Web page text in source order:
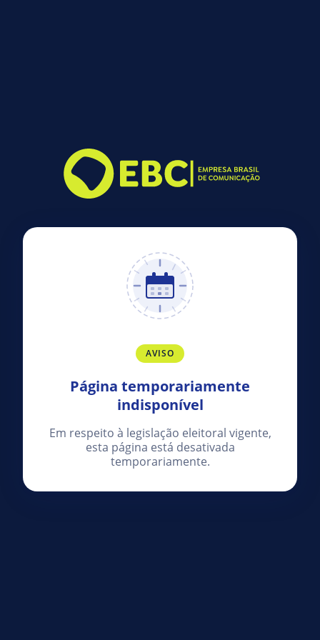
AVISO
Página temporariamente
indisponível
Em respeito à legislação eleitoral vigente,
esta página está desativada
temporariamente.